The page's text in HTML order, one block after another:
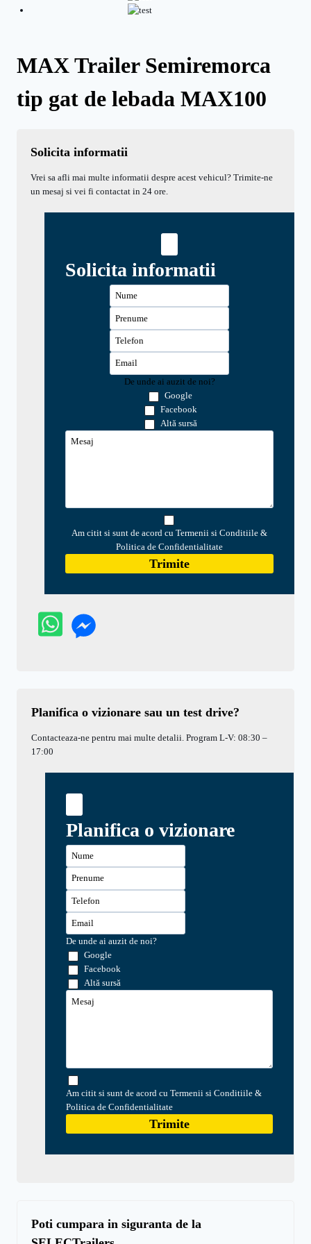
MAX Trailer Semiremorca
tip gat de lebada MAX100
Solicita informatii
Vrei sa afli mai multe informatii despre acest vehicul? Trimite-ne
un mesaj si vei fi contactat in 24 ore.
Solicita informatii
De unde ai auzit de noi?
Google
Facebook
Altă sursă
Am citit si sunt de acord cu Termenii si Conditiile &
Politica de Confidentialitate
Trimite
Planifica o vizionare sau un test drive?
Contacteaza-ne pentru mai multe detalii. Program L-V: 08:30 –
17:00
Planifica o vizionare
De unde ai auzit de noi?
Google
Facebook
Altă sursă
Am citit si sunt de acord cu Termenii si Conditiile &
Politica de Confidentialitate
Trimite
Poti cumpara in siguranta de la